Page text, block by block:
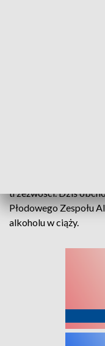
trzeźwości. Dziś
Płodowego Zespołu
alkoholu w ciąży.